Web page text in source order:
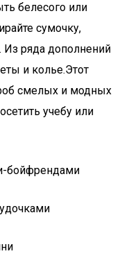
белесого или
сумочку,
ряда дополнений
и колье.Этот
смелых и модных
учебу или
бойфрендами